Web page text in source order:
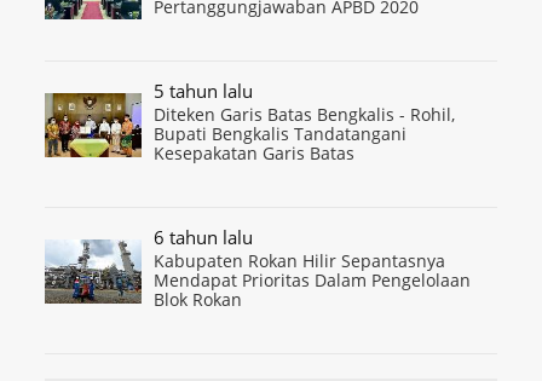
Pertanggungjawaban APBD 2020
5 tahun lalu
Diteken Garis Batas Bengkalis - Rohil,
Bupati Bengkalis Tandatangani
Kesepakatan Garis Batas
6 tahun lalu
Kabupaten Rokan Hilir Sepantasnya
Mendapat Prioritas Dalam Pengelolaan
Blok Rokan